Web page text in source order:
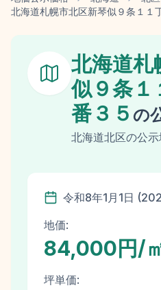
北海道札幌市北区新琴似９条１１
北海道札
似９条１
番３５ の
北海道北区の公
令和8年1月1日 (
地価:
84,000円/
坪単価: